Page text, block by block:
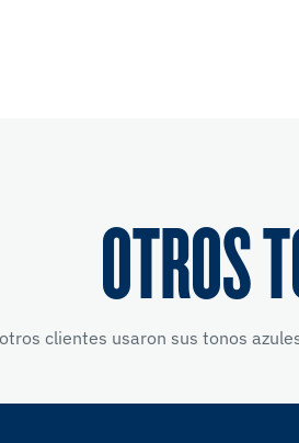
OTROS
clientes usaron sus tonos